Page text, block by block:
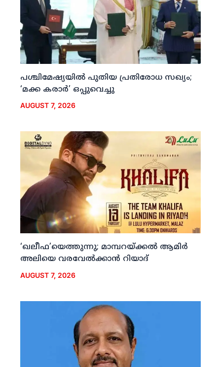
പശ്ചിമേഷ്യയില്‍ പുതിയ പ്രതിരോധ സഖ്യം;
‘മക്ക കരാര്‍’ ഒപ്പുവെച്ചു
AUGUST 7, 2026
‘ഖലീഫ’യെത്തുന്നു; മാമ്പറയ്ക്കല്‍ ആമിര്‍
അലിയെ വരവേല്‍ക്കാന്‍ റിയാദ്
AUGUST 7, 2026